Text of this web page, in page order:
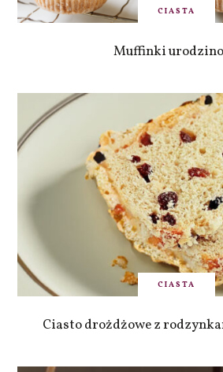
CIASTA
Muffinki
CIASTA
Ciasto drożdżowe z